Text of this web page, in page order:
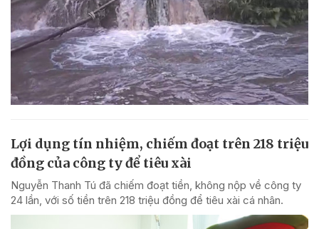
Lợi dụng tín nhiệm, chiếm đoạt trên 218 triệu
đồng của công ty để tiêu xài
Nguyễn Thanh Tú đã chiếm đoạt tiền, không nộp về công ty
24 lần, với số tiền trên 218 triệu đồng để tiêu xài cá nhân.